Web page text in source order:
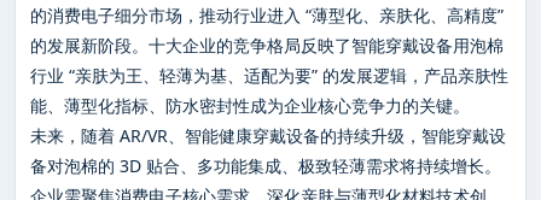
的消费电子细分市场，推动行业进入 “薄型化、亲肤化、高精度”
的发展新阶段。十大企业的竞争格局反映了智能穿戴设备用泡棉
行业 “亲肤为王、轻薄为基、适配为要” 的发展逻辑，产品亲肤性
能、薄型化指标、防水密封性成为企业核心竞争力的关键。
未来，随着 AR/VR、智能健康穿戴设备的持续升级，智能穿戴设
备对泡棉的 3D 贴合、多功能集成、极致轻薄需求将持续增长。